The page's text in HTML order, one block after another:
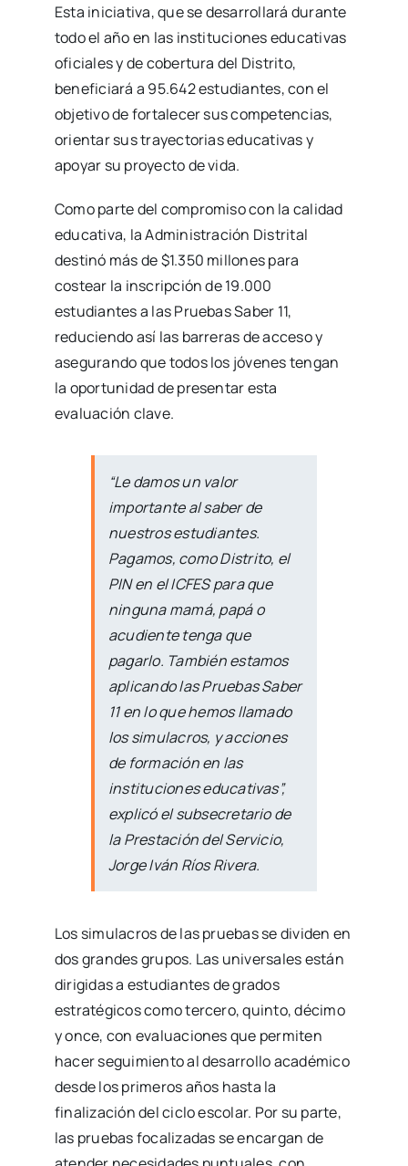
Esta iniciativa, que se desarrollará durante
todo el año en las instituciones educativas
oficiales y de cobertura del Distrito,
beneficiará a 95.642 estudiantes, con el
objetivo de fortalecer sus competencias,
orientar sus trayectorias educativas y
apoyar su proyecto de vida.
Como parte del compromiso con la calidad
educativa, la Administración Distrital
destinó más de $1.350 millones para
costear la inscripción de 19.000
estudiantes a las Pruebas Saber 11,
reduciendo así las barreras de acceso y
asegurando que todos los jóvenes tengan
la oportunidad de presentar esta
evaluación clave.
“Le damos un valor
importante al saber de
nuestros estudiantes.
Pagamos, como Distrito, el
PIN en el ICFES para que
ninguna mamá, papá o
acudiente tenga que
pagarlo. También estamos
aplicando las Pruebas Saber
11 en lo que hemos llamado
los simulacros, y acciones
de formación en las
instituciones educativas”,
explicó el subsecretario de
la Prestación del Servicio,
Jorge Iván Ríos Rivera.
Los simulacros de las pruebas se dividen en
dos grandes grupos. Las universales están
dirigidas a estudiantes de grados
estratégicos como tercero, quinto, décimo
y once, con evaluaciones que permiten
hacer seguimiento al desarrollo académico
desde los primeros años hasta la
finalización del ciclo escolar. Por su parte,
las pruebas focalizadas se encargan de